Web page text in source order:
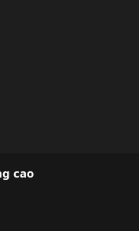
cao